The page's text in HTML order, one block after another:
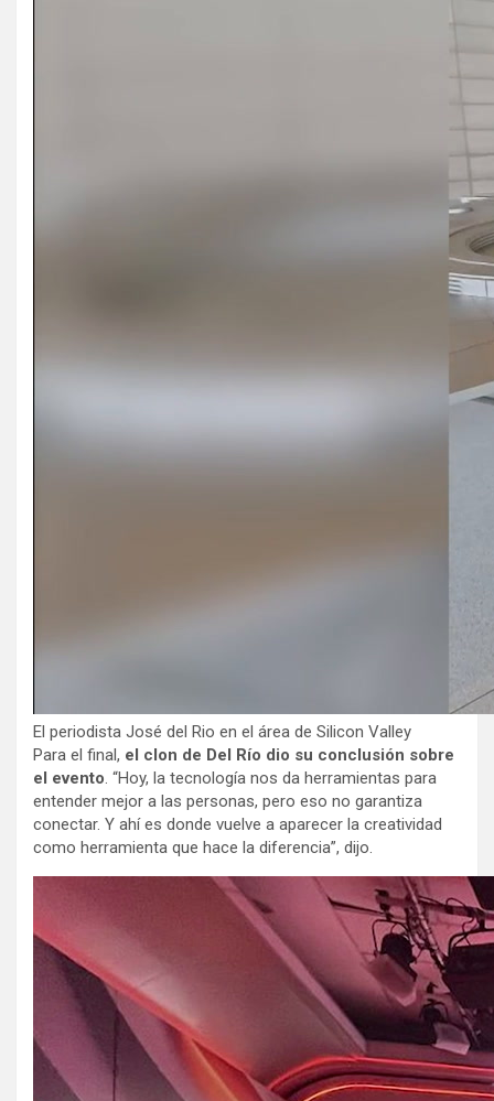
El periodista José del Rio en el área de Silicon Valley
Para el final, el clon de Del Río dio su conclusión sobre
el evento. “Hoy, la tecnología nos da herramientas para
entender mejor a las personas, pero eso no garantiza
conectar. Y ahí es donde vuelve a aparecer la creatividad
como herramienta que hace la diferencia”, dijo.